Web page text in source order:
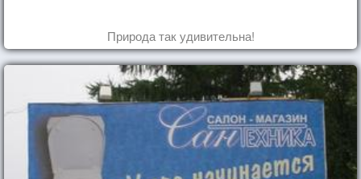
Природа так удивительна!